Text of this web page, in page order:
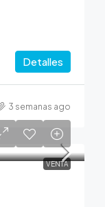
Detalles
3 semanas ago
VENTA